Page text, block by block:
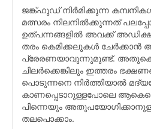
ജങ്ക്ഫുഡ് നിര്‍മിക്കുന്ന
മത്സരം നിലനില്‍ക്കുന്നത്
ഉത്പന്നങ്ങളില്‍ അവക്ക്
തരം കെമിക്കലുകള്‍ ചേര്‍ക്കാന്‍
പ്രേരണയാവുന്നുമുണ്ട്.
ചിലര്‍ക്കെങ്കിലും ഇത്തരം
പൊടുന്നനെ നിര്‍ത്തിയാല്‍
കാണപ്പെടാറുള്ളപോലെ
പിന്നെയും
തലപൊക്കാം.